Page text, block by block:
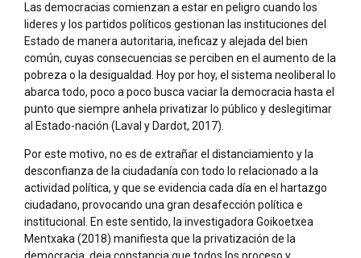
Las democracias comienzan a estar en peligro cuando los
lideres y los partidos políticos gestionan las instituciones del
Estado de manera autoritaria, ineficaz y alejada del bien
común, cuyas consecuencias se perciben en el aumento de la
pobreza o la desigualdad. Hoy por hoy, el sistema neoliberal lo
abarca todo, poco a poco busca vaciar la democracia hasta el
punto que siempre anhela privatizar lo público y deslegitimar
al Estado-nación (Laval y Dardot, 2017).
Por este motivo, no es de extrañar el distanciamiento y la
desconfianza de la ciudadanía con todo lo relacionado a la
actividad política, y que se evidencia cada día en el hartazgo
ciudadano, provocando una gran desafección política e
institucional. En este sentido, la investigadora Goikoetxea
Mentxaka (2018) manifiesta que la privatización de la